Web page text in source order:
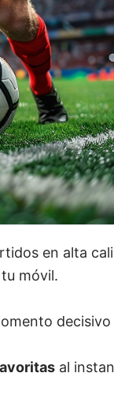
en alta
móvil.
al